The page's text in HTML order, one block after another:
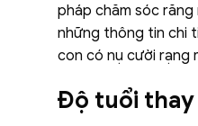
pháp chăm sóc
những thông tin chi
con có nụ cười rạng
Độ tuổi thay